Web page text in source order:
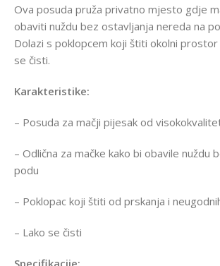
Ova posuda pruža privatno mjesto gdje
obaviti nuždu bez ostavljanja nereda na
Dolazi s poklopcem koji štiti okolni
se čisti.
Karakteristike:
– Posuda za mačji pijesak od
– Odlična za mačke kako bi obavile nuždu
podu
– Poklopac koji štiti od prskanja i
– Lako se čisti
Specifikacije: